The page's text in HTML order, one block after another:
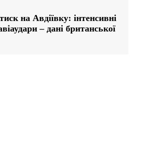
на Авдіївку: інтенсивні
– дані британської